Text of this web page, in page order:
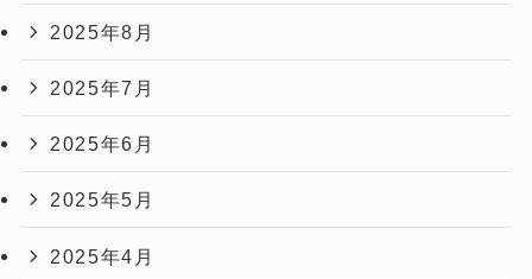
2025年8月
2025年7月
2025年6月
2025年5月
2025年4月